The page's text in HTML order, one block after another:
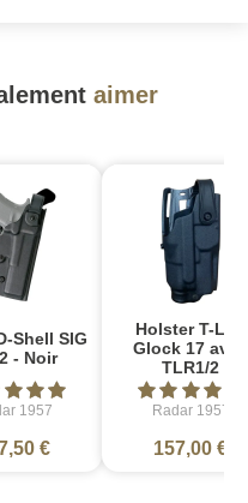
aimer
Shell SIG
- Noir
1957
€
Holster T-LEP
Glock 17 avec
TLR1/2
Radar 1957
157,00 €